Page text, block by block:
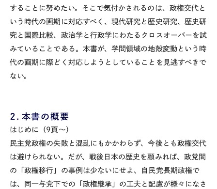
することに努めたい。そこで気付かされるのは、政権交代と
いう時代の画期に対応すべく、現代研究と歴史研究、歴史研
究と国際比較、政治学と行政学にわたるクロスオーバーを試
みていることである。本書が、学問領域の地殻変動という時
代の画期に際どく対応しようとしていることを見逃すべきで
ない。
２．本書の概要
はじめに（9頁～）
民主党政権の失敗と混乱にもかかわらず、今後とも政権交代
は避けられない。だが、戦後日本の歴史を顧みれば、政党間
の「政権移行」の事例は少ないにせよ、自民党長期政権で
は、同一与党下での「政権継承」の工夫と配慮が様々になさ